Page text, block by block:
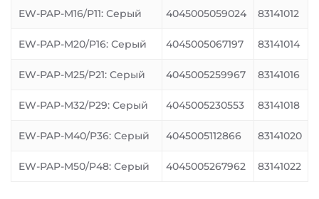
EW-PAP-M16/P11: Серый 4045005059024 83141012
EW-PAP-M20/P16: Серый 4045005067197 83141014
EW-PAP-M25/P21: Серый 4045005259967 83141016
EW-PAP-M32/P29: Серый 4045005230553 83141018
EW-PAP-M40/P36: Серый 4045005112866 83141020
EW-PAP-M50/P48: Серый 4045005267962 83141022